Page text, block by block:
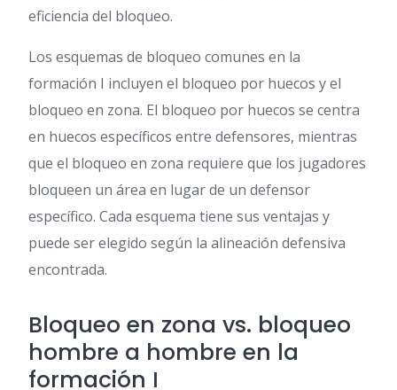
eficiencia del bloqueo.
Los esquemas de bloqueo comunes en la
formación I incluyen el bloqueo por huecos y el
bloqueo en zona. El bloqueo por huecos se centra
en huecos específicos entre defensores, mientras
que el bloqueo en zona requiere que los jugadores
bloqueen un área en lugar de un defensor
específico. Cada esquema tiene sus ventajas y
puede ser elegido según la alineación defensiva
encontrada.
Bloqueo en zona vs. bloqueo
hombre a hombre en la
formación I